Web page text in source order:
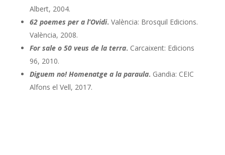
Albert, 2004.
62 poemes per a l’Ovidi. València: Brosquil Edicions.
València, 2008.
For sale o 50 veus de la terra. Carcaixent: Edicions
96, 2010.
Diguem no! Homenatge a la paraula. Gandia: CEIC
Alfons el Vell, 2017.